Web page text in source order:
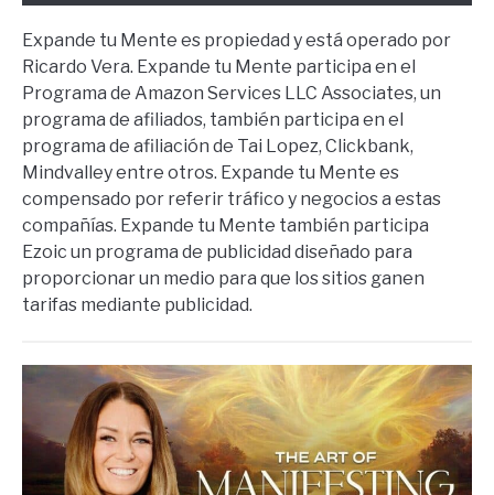
Expande tu Mente es propiedad y está operado por
Ricardo Vera. Expande tu Mente participa en el
Programa de Amazon Services LLC Associates, un
programa de afiliados, también participa en el
programa de afiliación de Tai Lopez, Clickbank,
Mindvalley entre otros. Expande tu Mente es
compensado por referir tráfico y negocios a estas
compañías. Expande tu Mente también participa
Ezoic un programa de publicidad diseñado para
proporcionar un medio para que los sitios ganen
tarifas mediante publicidad.